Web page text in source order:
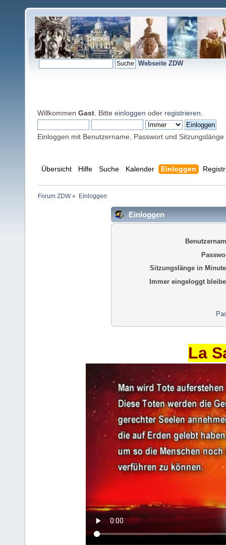
Webseite ZDW
Willkommen Gast . Bitte einloggen oder registrieren
Einloggen mit Benutzername, Passwort und Sitzungslänge
Übersicht Hilfe Suche Kalender Einloggen
Forum ZDW» Einloggen
Einloggen
Sitzungslänge in
Immer eingeloggt
La